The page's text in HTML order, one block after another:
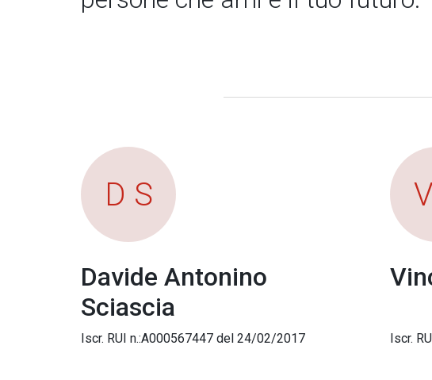
D S
Davide Antonino
Sciascia
Iscr. RUI n.:A000567447 del 24/02/2017 Iscr.